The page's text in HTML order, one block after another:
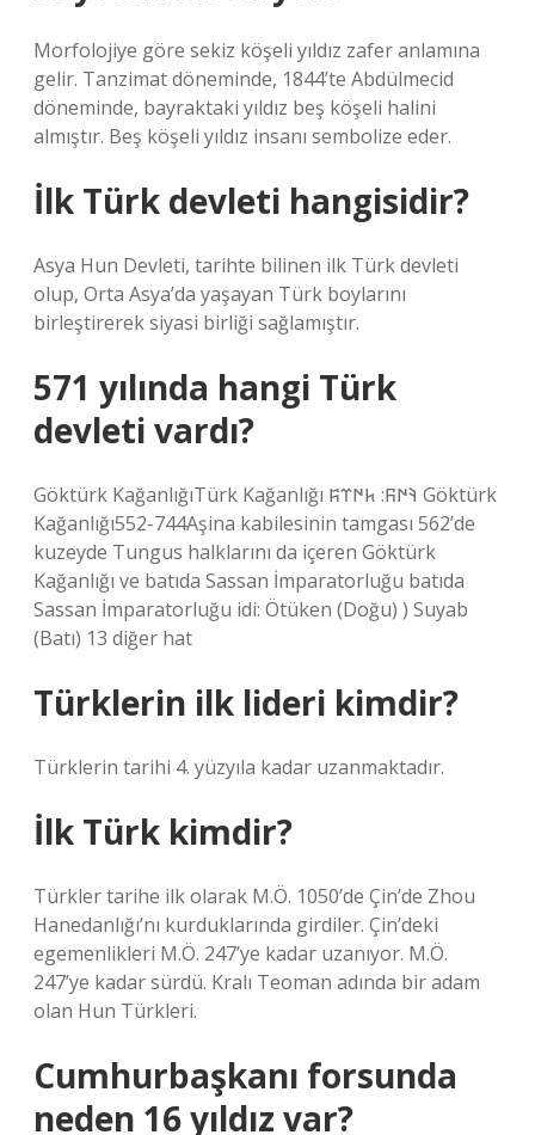
Morfolojiye göre sekiz köşeli yıldız zafer anlamına
gelir. Tanzimat döneminde, 1844’te Abdülmecid
döneminde, bayraktaki yıldız beş köşeli halini
almıştır. Beş köşeli yıldız insanı sembolize eder.
İlk Türk devleti hangisidir?
Asya Hun Devleti, tarihte bilinen ilk Türk devleti
olup, Orta Asya’da yaşayan Türk boylarını
birleştirerek siyasi birliği sağlamıştır.
571 yılında hangi Türk
devleti vardı?
Göktürk KağanlığıTürk Kağanlığı 𐰚𐰇𐰜: 𐱅𐰇𐰼𐰰 Göktürk
Kağanlığı552-744Aşina kabilesinin tamgası 562’de
kuzeyde Tungus halklarını da içeren Göktürk
Kağanlığı ve batıda Sassan İmparatorluğu batıda
Sassan İmparatorluğu idi: Ötüken (Doğu) ) Suyab
(Batı) 13 diğer hat
Türklerin ilk lideri kimdir?
Türklerin tarihi 4. yüzyıla kadar uzanmaktadır.
İlk Türk kimdir?
Türkler tarihe ilk olarak M.Ö. 1050’de Çin’de Zhou
Hanedanlığı’nı kurduklarında girdiler. Çin’deki
egemenlikleri M.Ö. 247’ye kadar uzanıyor. M.Ö.
247’ye kadar sürdü. Kralı Teoman adında bir adam
olan Hun Türkleri.
Cumhurbaşkanı forsunda
neden 16 yıldız var?